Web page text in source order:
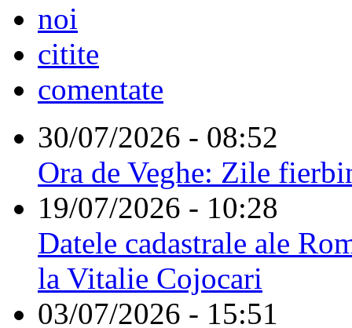
noi
citite
comentate
30/07/2026 - 08:52
Ora de Veghe: Zile
19/07/2026 - 10:28
Datele cadastrale ale
la Vitalie Cojocari
03/07/2026 - 15:51